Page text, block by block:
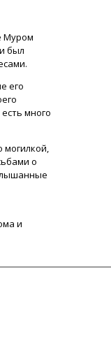
Муром
был
его
много
могилкой,
о
и